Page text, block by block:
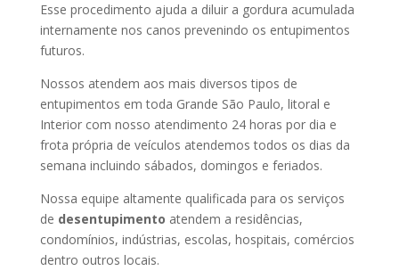
Esse procedimento ajuda a diluir a gordura acumulada
internamente nos canos prevenindo os entupimentos
futuros.
Nossos atendem aos mais diversos tipos de
entupimentos em toda Grande São Paulo, litoral e
Interior com nosso atendimento 24 horas por dia e
frota própria de veículos atendemos todos os dias da
semana incluindo sábados, domingos e feriados.
Nossa equipe altamente qualificada para os serviços
de desentupimento atendem a residências,
condomínios, indústrias, escolas, hospitais, comércios
dentro outros locais.